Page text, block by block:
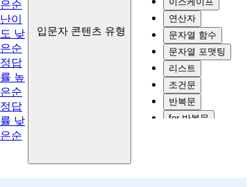
은순
난이
도 낮
은순
정답
률 높
은순
정답
률 낮
은순
입문자 콘텐츠 유형
연산자
문자열 함수
문자열 포맷팅
리스트
조건문
반복문
for 반복문